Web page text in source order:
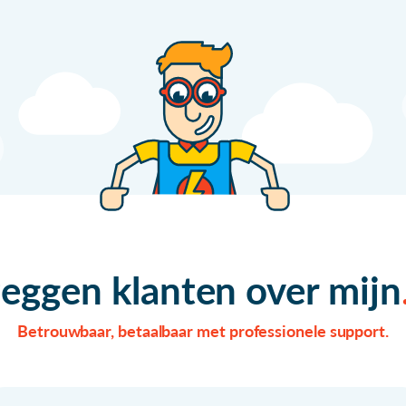
klanten over mijn
Betrouwbaar, betaalbaar met professionele support.